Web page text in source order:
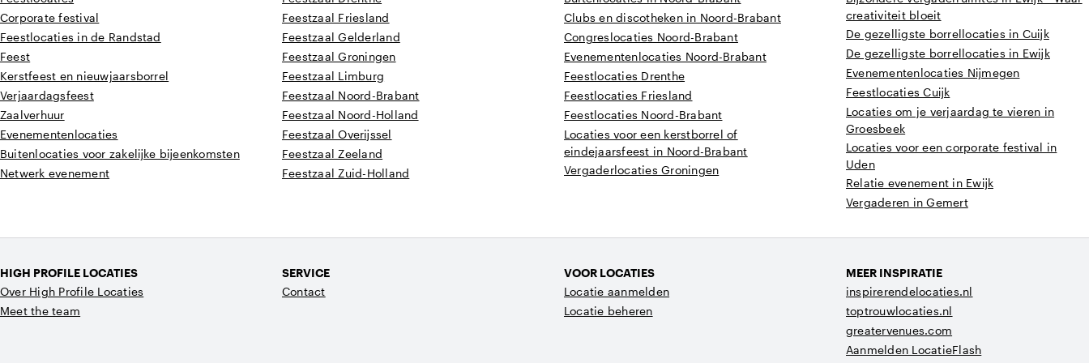
Corporate festival
Feestlocaties in de Randstad
Feest
Kerstfeest en nieuwjaarsborrel
Verjaardagsfeest
Zaalverhuur
Evenementenlocaties
Buitenlocaties voor zakelijke bijeenkomsten
Netwerk evenement
Feestzaal Friesland
Feestzaal Gelderland
Feestzaal Groningen
Feestzaal Limburg
Feestzaal Noord-Brabant
Feestzaal Noord-Holland
Feestzaal Overijssel
Feestzaal Zeeland
Feestzaal Zuid-Holland
Clubs en discotheken in Noord-Brabant
Congreslocaties Noord-Brabant
Evenementenlocaties Noord-Brabant
Feestlocaties Drenthe
Feestlocaties Friesland
Feestlocaties Noord-Brabant
Locaties voor een kerstborrel of
eindejaarsfeest in Noord-Brabant
Vergaderlocaties Groningen
creativiteit bloeit
De gezelligste borrellocaties in Cuijk
De gezelligste borrellocaties in Ewijk
Evenementenlocaties Nijmegen
Feestlocaties Cuijk
Locaties om je verjaardag te vieren in
Groesbeek
Locaties voor een corporate festival in
Uden
Relatie evenement in Ewijk
Vergaderen in Gemert
HIGH PROFILE LOCATIES
Over High Profile Locaties
Meet the team
SERVICE
Contact
VOOR LOCATIES
Locatie aanmelden
Locatie beheren
MEER INSPIRATIE
inspirerendelocaties.nl
toptrouwlocaties.nl
greatervenues.com
Aanmelden LocatieFlash